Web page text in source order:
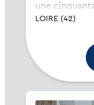
une
terrasse
Parkings
LOIRE (42)